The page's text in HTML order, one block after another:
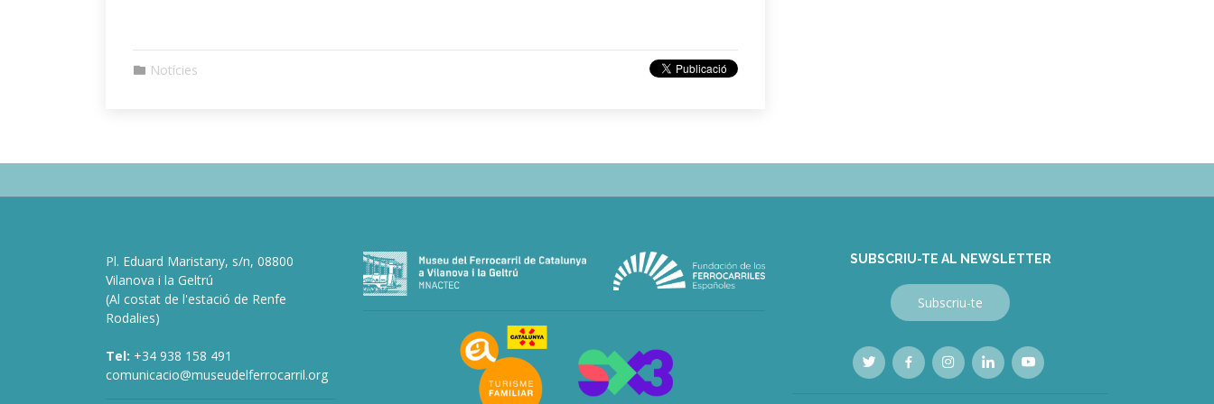
Notícies
Pl. Eduard Maristany, s/n, 08800
Vilanova i la Geltrú
(Al costat de l'estació de Renfe
Rodalies)
Tel: +34 938 158 491
comunicacio@museudelferrocarril.org
deneme
bonusu
SUBSCRIU-TE AL NEWSLETTER
Subscriu-te